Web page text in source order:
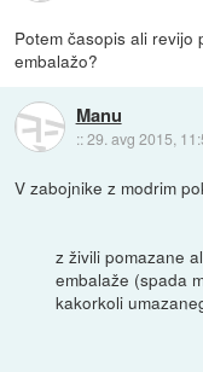
Potem časopis ali revijo
embalažo?
Manu
::29. avg 2015,
V zabojnike z modrim
z živili pomazane
embalaže (spada
kakorkoli